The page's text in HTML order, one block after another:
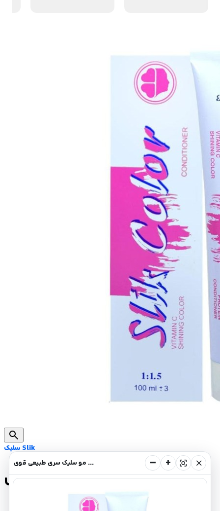
search
رنگ مو سلیک سری طبیعی قوی − + center_focus_strong close
سلیک Slik
رنگ مو سلیک سری طبیعی قوی